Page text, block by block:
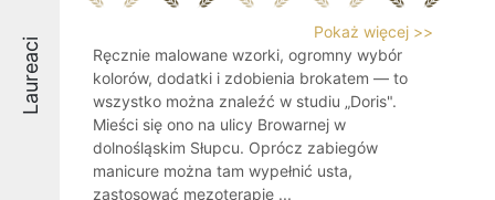
Laureaci
Pokaż więcej >>
Ręcznie malowane wzorki, ogromny wybór
kolorów, dodatki i zdobienia brokatem — to
wszystko można znaleźć w studiu „Doris".
Mieści się ono na ulicy Browarnej w
dolnośląskim Słupcu. Oprócz zabiegów
manicure można tam wypełnić usta,
zastosować mezoterapię ...